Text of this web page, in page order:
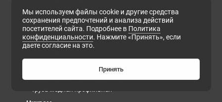
Медный круг
Медный лист
Медный пруток
Мы используем файлы cookie и другие средства
сохранения предпочтений и анализа действий
посетителей сайта. Подробнее в Политика
конфиденциальности. Нажмите «Принять», если
даете согласие на это.
Принять